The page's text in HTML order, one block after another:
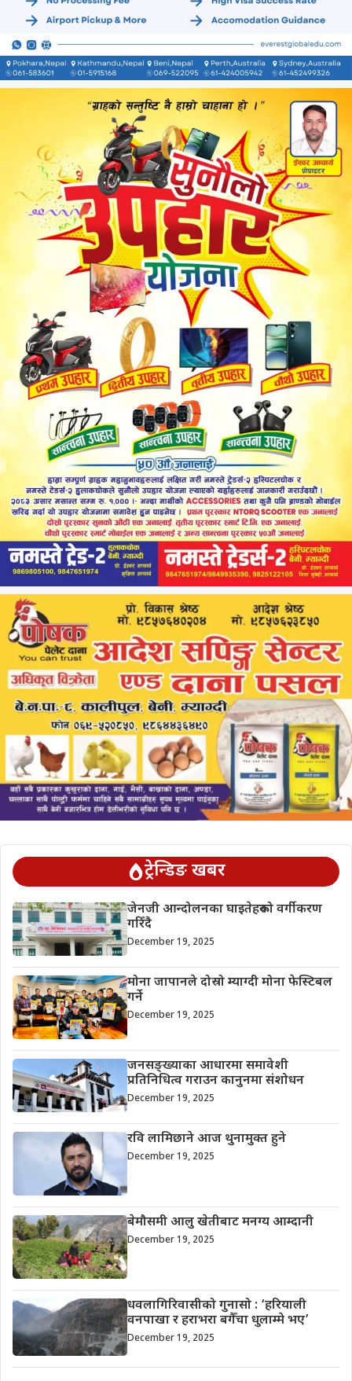
ट्रेन्डिङ खबर
जेनजी आन्दोलनका घाइतेहरूको वर्गीकरण
गरिँदै
December 19, 2025
मोना जापानले दोस्रो म्याग्दी मोना फेस्टिबल
गर्ने
December 19, 2025
जनसङ्ख्याका आधारमा समावेशी
प्रतिनिधित्व गराउन कानुनमा संशोधन
December 19, 2025
रवि लामिछाने आज थुनामुक्त हुने
December 19, 2025
बेमौसमी आलु खेतीबाट मनग्य आम्दानी
December 19, 2025
धवलागिरिवासीको गुनासो : ‘हरियाली
वनपाखा र हराभरा बगैँचा धुलाम्मे भए’
December 19, 2025